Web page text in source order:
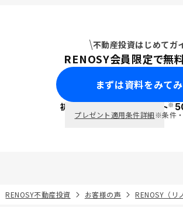
不動産投資はじめてガ
RENOSY会員限定で無
まずは資料をみて
初回面談で ポイント※
プレゼント適用条件詳細※条件
RENOSY不動産投資 お客様の声 RENOSY（リ